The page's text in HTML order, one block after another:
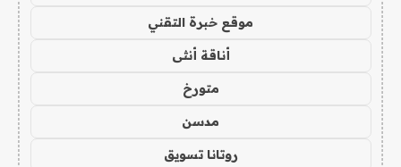
موقع خبرة التقني
أناقة أنثى
متورخ
مدسن
روتانا تسويق